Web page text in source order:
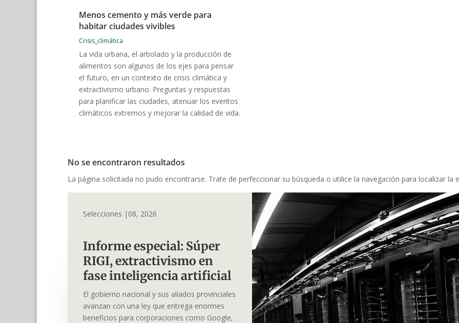
Menos cemento y más verde para
habitar ciudades vivibles
Crisis_climática
La vida urbana, el arbolado y la producción de
alimentos son algunos de los ejes para pensar
el futuro, en un contexto de crisis climática y
extractivismo urbano. Preguntas y respuestas
para planificar las ciudades, atenuar los eventos
climáticos extremos y mejorar la calidad de vida.
No se encontraron resultados
La página solicitada no pudo encontrarse. Trate de perfeccionar su búsqueda o utilice la navegación para localizar la
Selecciones |08, 2026
Informe especial: Súper
RIGI, extractivismo en
fase inteligencia artificial
El gobierno nacional y sus aliados provinciales
avanzan con una ley que entrega enormes
beneficios para corporaciones como Google,